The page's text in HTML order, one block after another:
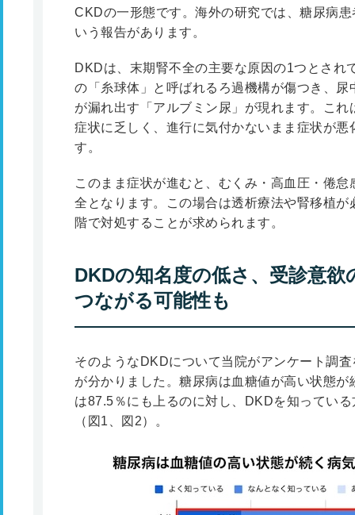
CKDの一形態です。海外の研究では、糖尿病
いう報告があります。
DKDは、末期腎不全の主要な原因の1つとされ
の「糸球体」と呼ばれるろ過機構が傷つき、
が漏れ出す「アルブミン尿」が現れます。こ
症状に乏しく、進行に気付かないまま症状が
す。
このまま症状が進むと、むくみ・高血圧・倦
全となります。この場合は透析療法や腎移植
階で対処することが求められます。
DKDの知名度の低さ、受診意
つながる可能性も
そのようなDKDについて当院がアンケート調
が分かりました。糖尿病は血糖値が高い状態
は87.5％にも上るのに対し、DKDを知ってい
（図1、図2）。